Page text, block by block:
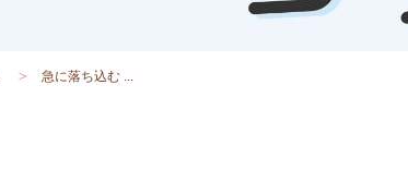
急に落ち込む ...